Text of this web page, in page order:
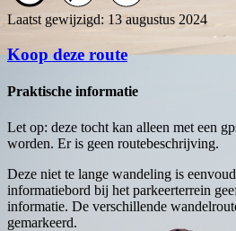
Laatst gewijzigd: 13 augustus 2024
Koop deze route
Praktische informatie
Let op: deze tocht kan alleen met een
worden. Er is geen routebeschrijving.
Deze niet te lange wandeling is
informatiebord bij het parkeerterrein
informatie. De verschillende
gemarkeerd.